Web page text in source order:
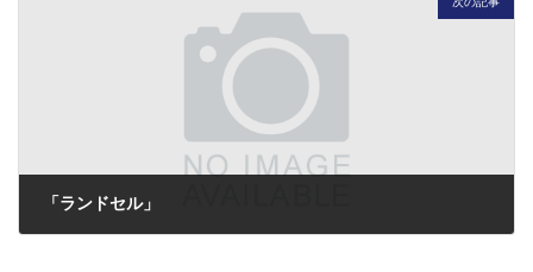
「ランドセル」